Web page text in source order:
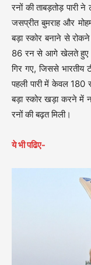
रनों की ताबड़तोड़ पारी
जसप्रीत बुमराह और
बड़ा स्कोर बनाने से
86 रन से आगे खेलते हुए
गिर गए, जिससे भारतीय
पहली पारी में केवल 180
बड़ा स्कोर खड़ा करने में
रनों की बढ़त मिली।
ये भी पढिए-